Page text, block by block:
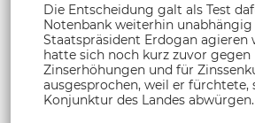
Die Entscheidung galt als Test
Notenbank weiterhin
Staatspräsident Erdogan agieren
hatte sich noch kurz zuvor gegen
Zinserhöhungen und für
ausgesprochen, weil er fürchtete,
Konjunktur des Landes abwürgen.